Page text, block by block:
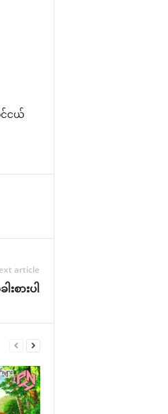
ငယ်
article
စားပါ